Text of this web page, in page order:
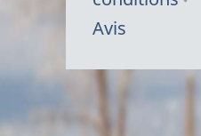
Avis